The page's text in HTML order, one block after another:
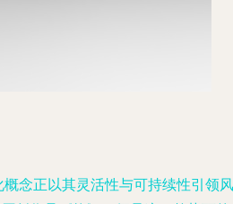
念正以其灵活性与可持续性引领风